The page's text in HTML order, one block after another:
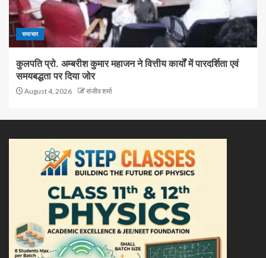
समाचार
कुलपति प्रो. अम्बरीश कुमार महाजन ने वित्तीय कार्यों में पारदर्शिता एवं
समयबद्धता पर दिया जोर
August 4, 2026 संजीव शर्मा